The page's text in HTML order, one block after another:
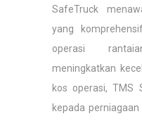
SafeTruck
yang
operasi
meningkatkan
kos operasi, TMS
kepada